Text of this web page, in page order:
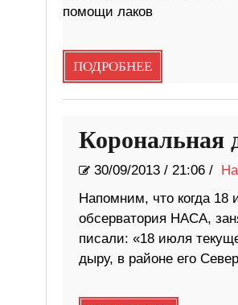
помощи лаков
ПОДРОБНЕЕ
Корональная
30/09/2013/ 21:06 /
Напомним, что когда 18
обсерватория НАСА,
писали: «18 июля
дыру, в районе его